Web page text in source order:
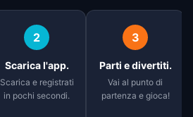
2
Scarica l'app.
Scarica e registrati
in pochi secondi.
3
Parti e divertiti.
Vai al punto di
partenza e gioca!